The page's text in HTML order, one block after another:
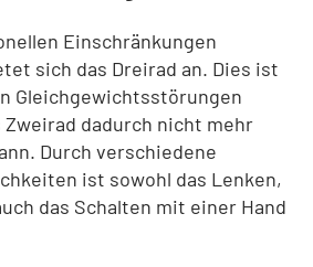
Einschränkungen
sich das Dreirad an. Dies ist
Gleichgewichtsstörungen
Zweirad dadurch nicht mehr
Durch verschiedene
ist sowohl das Lenken,
das Schalten mit einer Hand